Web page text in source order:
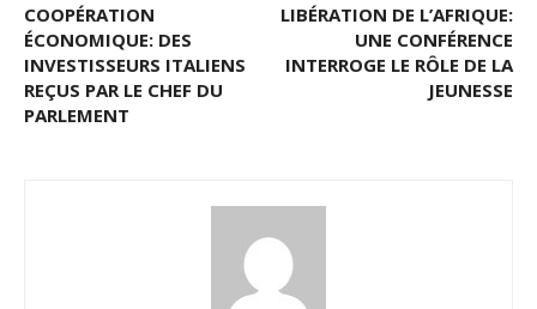
COOPÉRATION
ÉCONOMIQUE: DES
INVESTISSEURS ITALIENS
REÇUS PAR LE CHEF DU
PARLEMENT
LIBÉRATION DE L’AFRIQUE:
UNE CONFÉRENCE
INTERROGE LE RÔLE DE LA
JEUNESSE